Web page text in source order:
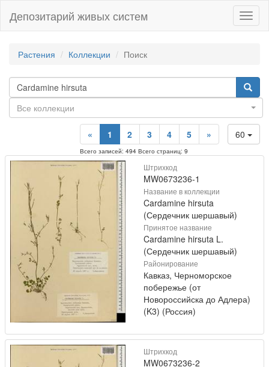
Депозитарий живых систем
Растения Коллекции Поиск
Все коллекции
60
« 1 2 3 4 5 »
Всего записей: 494 Всего страниц: 9
Штрихкод
MW0673236-1
Название в коллекции
Cardamine hirsuta
(Сердечник шершавый)
Принятое название
Cardamine hirsuta L.
(Сердечник шершавый)
Районирование
Кавказ, Черноморское
побережье (от
Новороссийска до Адлера)
(K3) (Россия)
Штрихкод
MW0673236-2